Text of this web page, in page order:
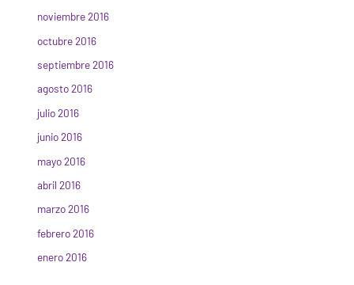
noviembre 2016
octubre 2016
septiembre 2016
agosto 2016
julio 2016
junio 2016
mayo 2016
abril 2016
marzo 2016
febrero 2016
enero 2016